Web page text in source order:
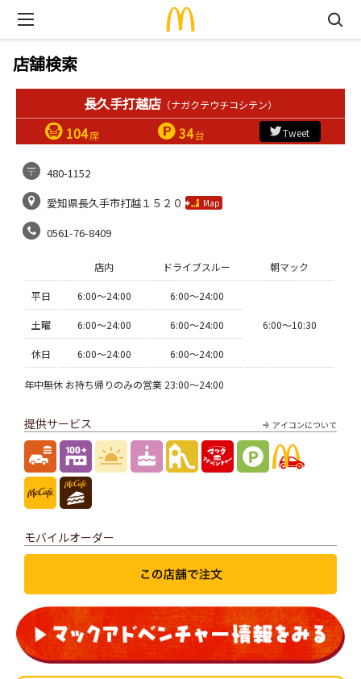
店舗検索
長久手打越店 （ナガクテウチコシテン）
104 席 34台 Tweet
480-1152
愛知県長久手市打越１５２０
Map
0561-76-8409
店内 ドライブスルー 朝マック
平日 6:00〜24:00 6:00〜24:00
6:00〜10:30
土曜 6:00〜24:00 6:00〜24:00
休日 6:00〜24:00 6:00〜24:00
年中無休 お持ち帰りのみの営業 23:00～24:00
アイコンについて
提供サービス
モバイルオーダー